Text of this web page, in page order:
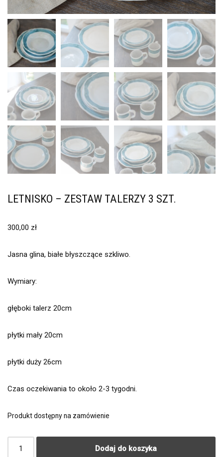
LETNISKO – ZESTAW TALERZY 3 SZT.
300,00 zł
Jasna glina, białe błyszczące szkliwo.
Wymiary:
głęboki talerz 20cm
płytki mały 20cm
płytki duży 26cm
Czas oczekiwania to około 2-3 tygodni.
Produkt dostępny na zamówienie
Dodaj do koszyka